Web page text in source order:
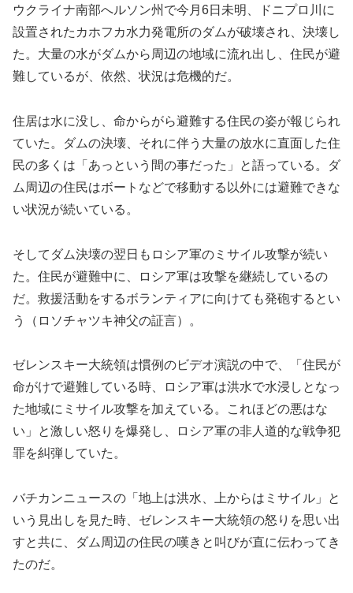
ウクライナ南部へルソン州で今月6日未明、ドニプロ川に
設置されたカホフカ水力発電所のダムが破壊され、決壊し
た。大量の水がダムから周辺の地域に流れ出し、住民が避
難しているが、依然、状況は危機的だ。
住居は水に没し、命からがら避難する住民の姿が報じられ
ていた。ダムの決壊、それに伴う大量の放水に直面した住
民の多くは「あっという間の事だった」と語っている。ダ
ム周辺の住民はボートなどで移動する以外には避難できな
い状況が続いている。
そしてダム決壊の翌日もロシア軍のミサイル攻撃が続い
た。住民が避難中に、ロシア軍は攻撃を継続しているの
だ。救援活動をするボランティアに向けても発砲するとい
う（ロソチャツキ神父の証言）。
ゼレンスキー大統領は慣例のビデオ演説の中で、「住民が
命がけで避難している時、ロシア軍は洪水で水浸しとなっ
た地域にミサイル攻撃を加えている。これほどの悪はな
い」と激しい怒りを爆発し、ロシア軍の非人道的な戦争犯
罪を糾弾していた。
バチカンニュースの「地上は洪水、上からはミサイル」と
いう見出しを見た時、ゼレンスキー大統領の怒りを思い出
すと共に、ダム周辺の住民の嘆きと叫びが直に伝わってき
たのだ。